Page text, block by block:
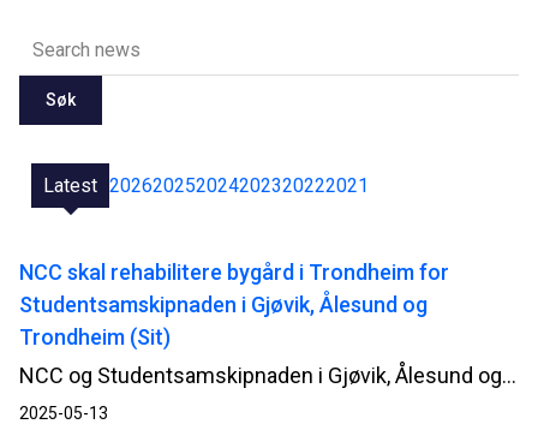
Søk
Latest 202620252024202320222021
NCC skal rehabilitere bygård i Trondheim for
Studentsamskipnaden i Gjøvik, Ålesund og
Trondheim (Sit)
NCC og Studentsamskipnaden i Gjøvik, Ålesund og Trondheim (Sit) har inngått kontrakt for rehabilitering av studentboliger på i Elgeseter gate 23B i Trondheim.
2025-05-13